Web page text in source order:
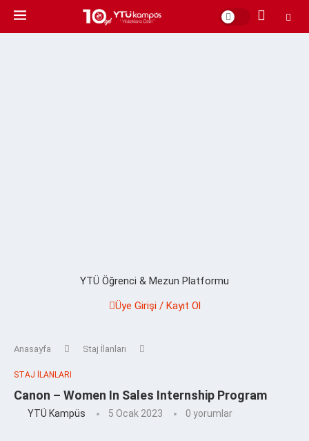
YTÜ Öğrenci & Mezun Platformu
Üye Girişi / Kayıt Ol
Anasayfa Staj İlanları
STAJ İLANLARI
Canon – Women In Sales Internship Program
YTÜ Kampüs 5 Ocak 2023 0 yorumlar